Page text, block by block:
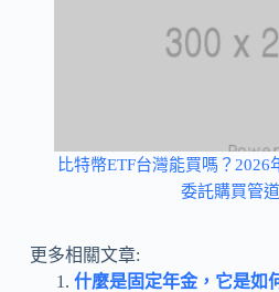
比特幣ETF台灣能買嗎？
委託購買管
更多相關文章:
什麼是固定年金，它是如